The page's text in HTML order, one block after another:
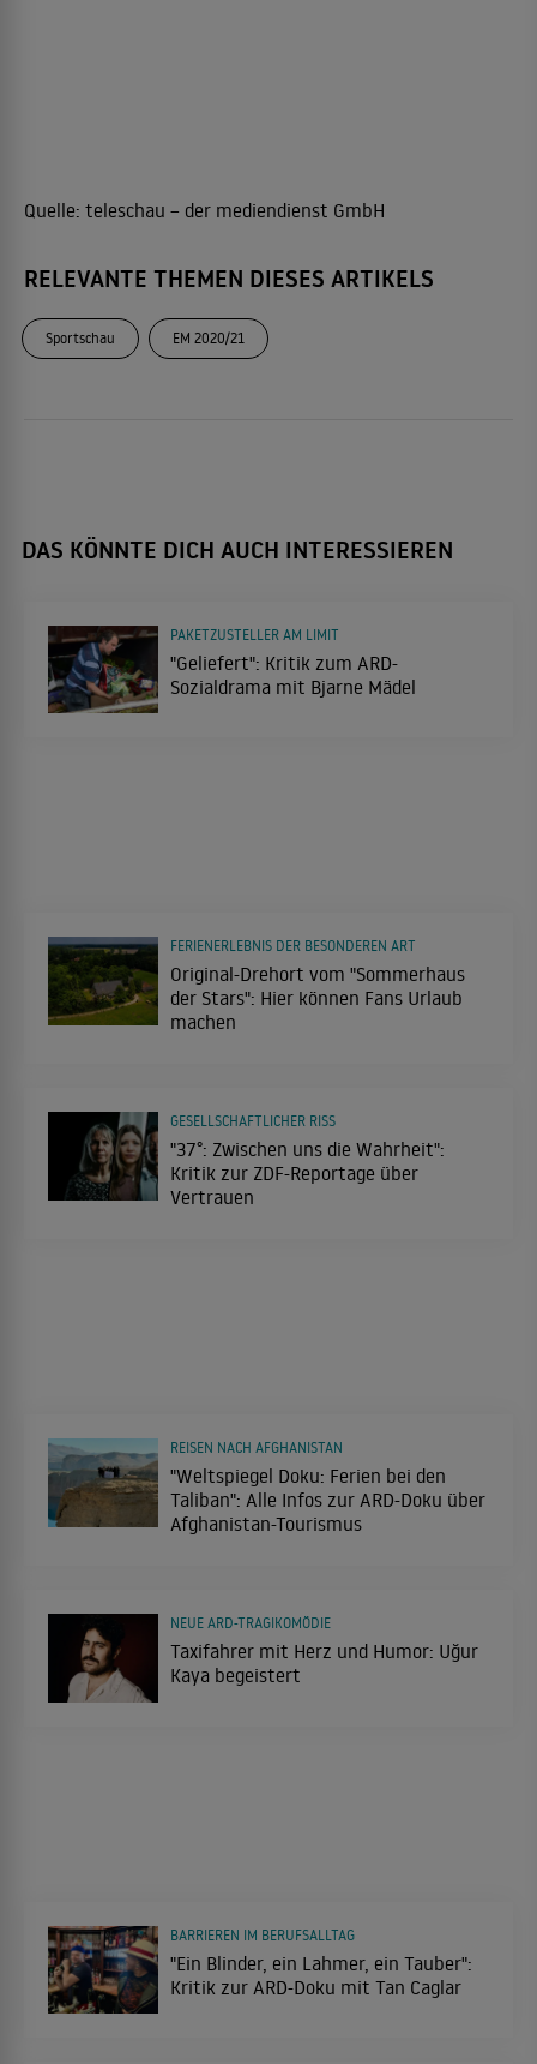
Quelle: teleschau – der mediendienst GmbH
RELEVANTE THEMEN DIESES ARTIKELS
Sportschau EM 2020/21
DAS KÖNNTE DICH AUCH INTERESSIEREN
"Geliefert": Kritik zum ARD-
Sozialdrama mit Bjarne Mädel
PAKETZUSTELLER AM LIMIT
Original-Drehort vom "Sommerhaus
der Stars": Hier können Fans Urlaub
machen
FERIENERLEBNIS DER BESONDEREN ART
"37°: Zwischen uns die Wahrheit":
Kritik zur ZDF-Reportage über
Vertrauen
GESELLSCHAFTLICHER RISS
"Weltspiegel Doku: Ferien bei den
Taliban": Alle Infos zur ARD-Doku über
Afghanistan-Tourismus
REISEN NACH AFGHANISTAN
Taxifahrer mit Herz und Humor: Uğur
Kaya begeistert
NEUE ARD-TRAGIKOMÖDIE
"Ein Blinder, ein Lahmer, ein Tauber":
Kritik zur ARD-Doku mit Tan Caglar
BARRIEREN IM BERUFSALLTAG